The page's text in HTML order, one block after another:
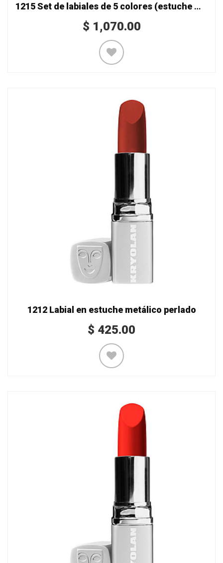
1215 Set de labiales de 5 colores (estuche magnético)
$ 1,070.00
1212 Labial en estuche metálico perlado
$ 425.00